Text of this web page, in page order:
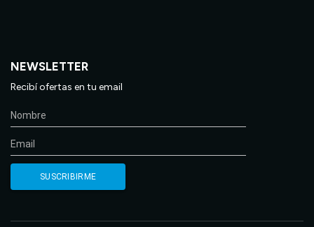
NEWSLETTER
Recibí ofertas en tu email